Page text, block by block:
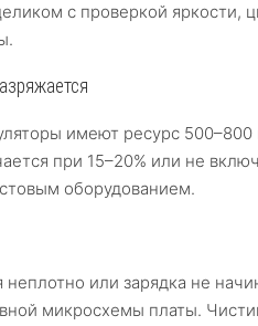
с проверкой яркости,
имеют ресурс
при 15–20% или не
оборудованием.
неплотно или зарядка не
микросхемы платы.